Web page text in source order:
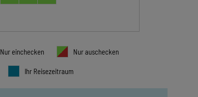
Nur einchecken Nur auschecken
Ihr Reisezeitraum